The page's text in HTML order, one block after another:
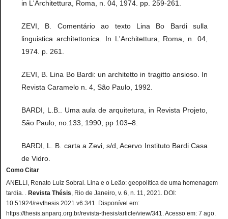
in L'Architettura, Roma, n. 04, 1974. pp. 259-261.
ZEVI, B. Comentário ao texto Lina Bo Bardi sulla
linguistica architettonica. In L'Architettura, Roma, n. 04,
1974. p. 261.
ZEVI, B. Lina Bo Bardi: un architetto in tragitto ansioso. In
Revista Caramelo n. 4, São Paulo, 1992.
BARDI, L.B.. Uma aula de arquitetura, in Revista Projeto,
São Paulo, no.133, 1990, pp 103–8.
BARDI, L. B. carta a Zevi, s/d, Acervo Instituto Bardi Casa
de Vidro.
Como Citar
ANELLI, Renato Luiz Sobral. Lina e o Leão: geopolítica de uma homenagem
tardia. . Revista Thésis, Rio de Janeiro, v. 6, n. 11, 2021. DOI:
10.51924/revthesis.2021.v6.341. Disponível em:
https://thesis.anparq.org.br/revista-thesis/article/view/341. Acesso em: 7 ago.